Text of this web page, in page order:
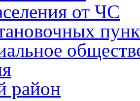
от ЧС
район